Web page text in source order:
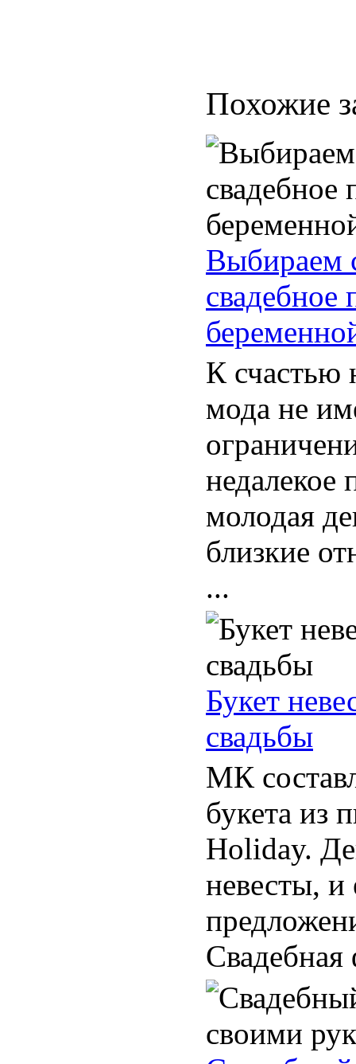
Похожие
Выбираем
свадебное
К счастью
мода не
недалекое
молодая
близкие
...
Букет
свадьбы
МК
букета из
Holiday.
невесты, и
Свадебная